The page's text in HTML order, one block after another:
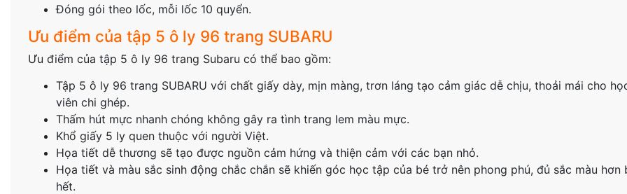
Đóng gói theo lốc, mỗi lốc 10 quyển.
Ưu điểm của tập 5 ô ly 96 trang SUBARU
Ưu điểm của tập 5 ô ly 96 trang Subaru có thể bao gồm:
Tập 5 ô ly 96 trang SUBARU với chất giấy dày, mịn màng, trơn láng tạo cảm giác dễ chịu, thoải mái cho
viên chi ghép.
Thấm hút mực nhanh chóng không gây ra tình trang lem màu mực.
Khổ giấy 5 ly quen thuộc với người Việt.
Họa tiết dễ thương sẽ tạo được nguồn cảm hứng và thiện cảm với các bạn nhỏ.
Họa tiết và màu sắc sinh động chắc chắn sẽ khiến góc học tập của bé trở nên phong phú, đủ sắc màu hơn
hết.